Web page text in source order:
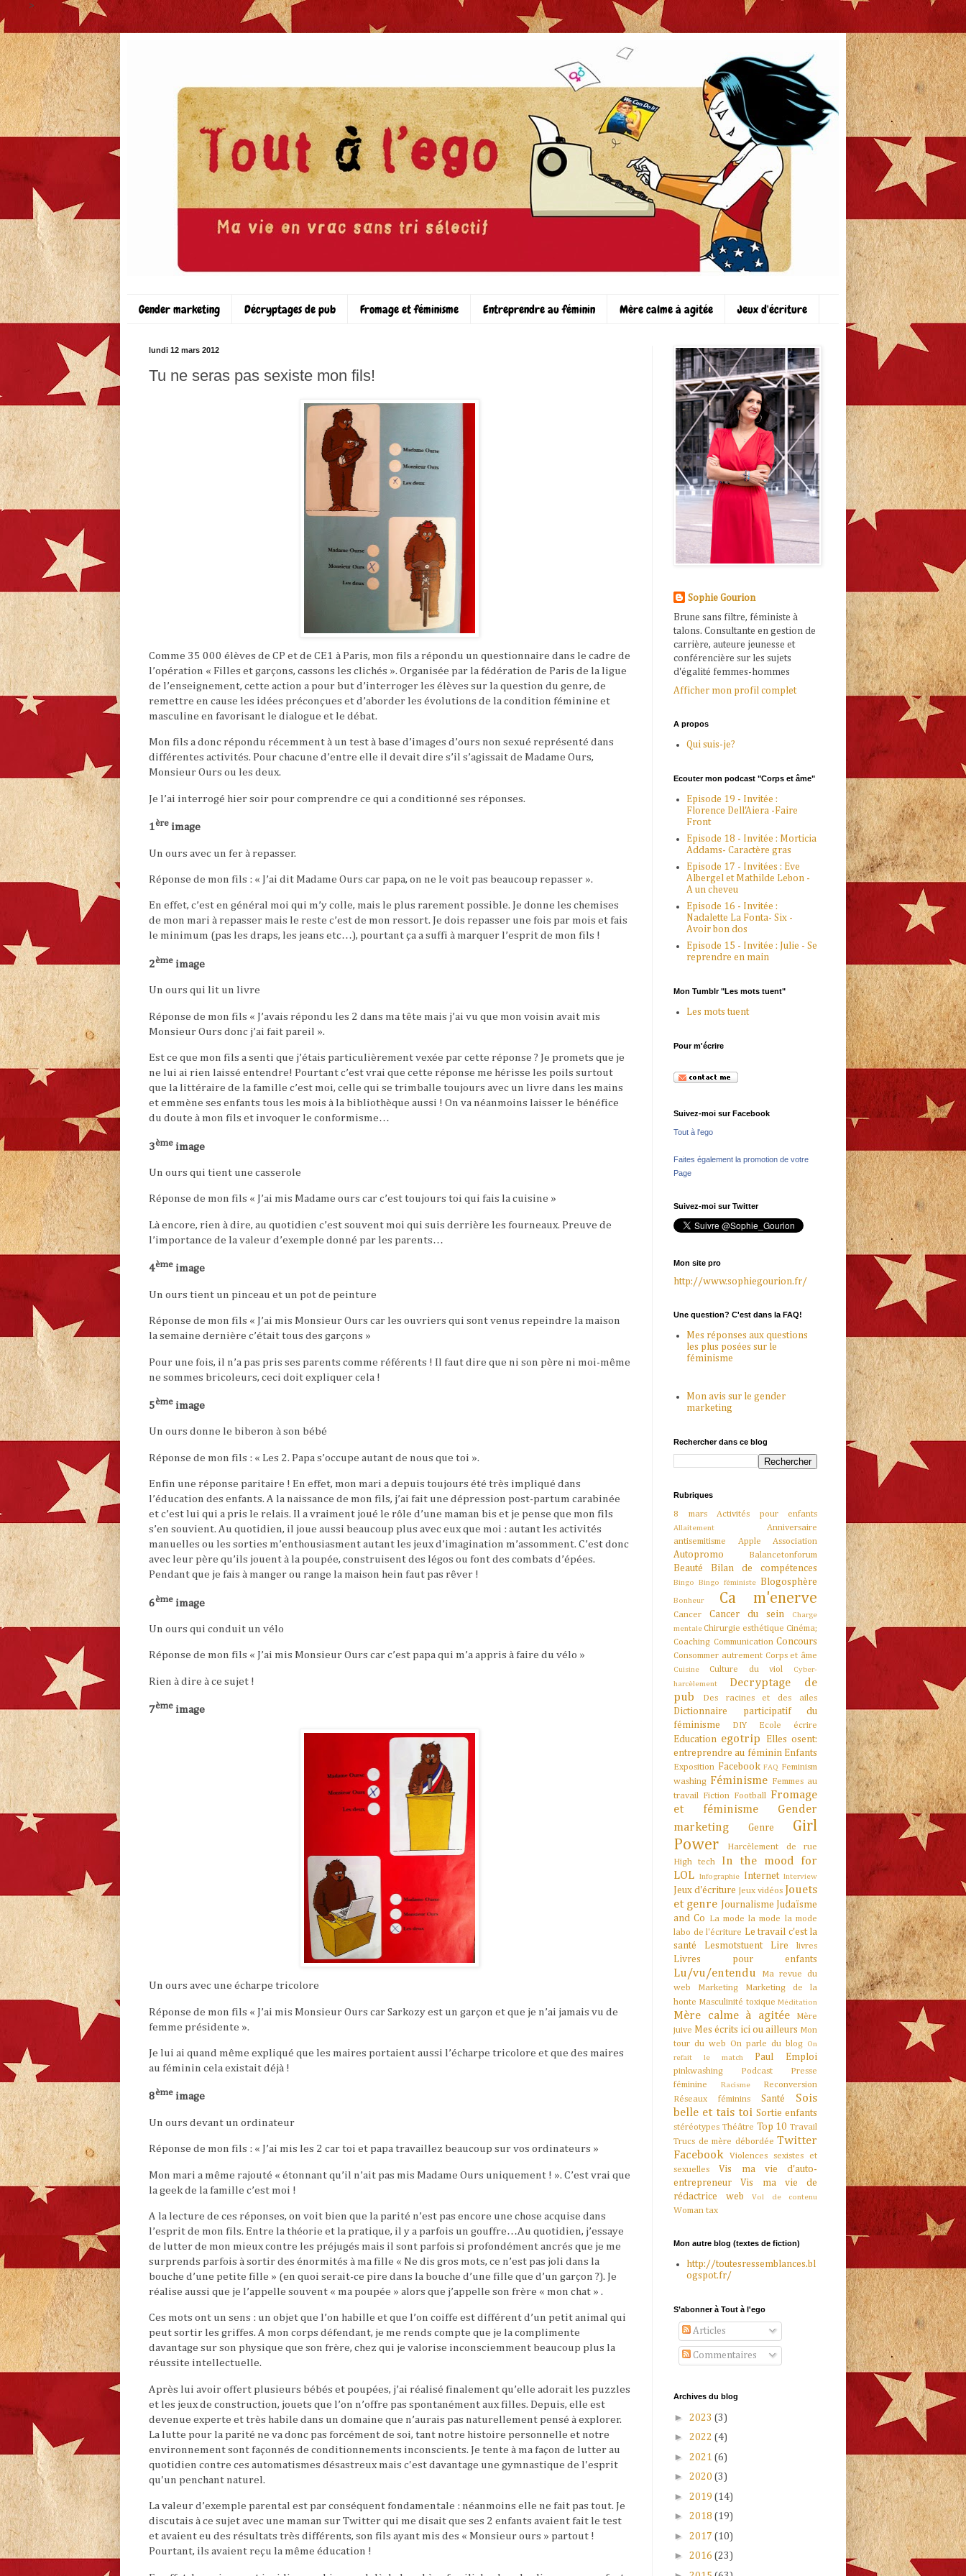
>
Gender marketing Décryptages de pub Fromage et féminisme Entreprendre au féminin Mère calme à agitée Jeux d'écriture
lundi 12 mars 2012
Tu ne seras pas sexiste mon fils!
Comme 35 000 élèves de CP et de CE1 à Paris, mon fils a répondu un questionnaire dans le cadre de
l’opération « Filles et garçons, cassons les clichés ». Organisée par la fédération de Paris de la ligue
de l’enseignement, cette action a pour but d’interroger les élèves sur la question du genre, de
remettre en cause les idées préconçues et d’aborder les évolutions de la condition féminine et
masculine en favorisant le dialogue et le débat.
Mon fils a donc répondu récemment à un test à base d’images d’ours non sexué représenté dans
différentes activités. Pour chacune d’entre elle il devait dire s’il s’agissait de Madame Ours,
Monsieur Ours ou les deux.
Je l’ai interrogé hier soir pour comprendre ce qui a conditionné ses réponses.
1ère image
Un ours avec un fer à repasser.
Réponse de mon fils : « J’ai dit Madame Ours car papa, on ne le voit pas beaucoup repasser ».
En effet, c’est en général moi qui m’y colle, mais le plus rarement possible. Je donne les chemises
de mon mari à repasser mais le reste c’est de mon ressort. Je dois repasser une fois par mois et fais
le minimum (pas les draps, les jeans etc…), pourtant ça a suffi à marquer l’esprit de mon fils !
2ème image
Un ours qui lit un livre
Réponse de mon fils « J’avais répondu les 2 dans ma tête mais j’ai vu que mon voisin avait mis
Monsieur Ours donc j’ai fait pareil ».
Est ce que mon fils a senti que j’étais particulièrement vexée par cette réponse ? Je promets que je
ne lui ai rien laissé entendre! Pourtant c’est vrai que cette réponse me hérisse les poils surtout
que la littéraire de la famille c’est moi, celle qui se trimballe toujours avec un livre dans les mains
et emmène ses enfants tous les mois à la bibliothèque aussi ! On va néanmoins laisser le bénéfice
du doute à mon fils et invoquer le conformisme…
3ème image
Un ours qui tient une casserole
Réponse de mon fils « J’ai mis Madame ours car c’est toujours toi qui fais la cuisine »
Là encore, rien à dire, au quotidien c’est souvent moi qui suis derrière les fourneaux. Preuve de
l’importance de la valeur d’exemple donné par les parents…
4ème image
Un ours tient un pinceau et un pot de peinture
Réponse de mon fils « J’ai mis Monsieur Ours car les ouvriers qui sont venus repeindre la maison
la semaine dernière c’était tous des garçons »
Pour une fois, il n’a pas pris ses parents comme référents ! Il faut dire que ni son père ni moi-même
ne sommes bricoleurs, ceci doit expliquer cela !
5ème image
Un ours donne le biberon à son bébé
Réponse de mon fils : « Les 2. Papa s’occupe autant de nous que toi ».
Enfin une réponse paritaire ! En effet, mon mari a depuis toujours été très impliqué dans
l’éducation des enfants. A la naissance de mon fils, j’ai fait une dépression post-partum carabinée
et c’est lui qui a pris le relais. Il a vraiment joué le rôle d’une maman bis et je pense que mon fils
s’en souvient. Au quotidien, il joue aussi beaucoup plus avec eux que moi : autant les activités
manuelles ou les sorties m’enthousiasment autant les jeux d’imagination m’assomment. C’est donc
avec leur père qu’ils jouent à la poupée, construisent des légos ou font des combats d’épées.
Pendant que je fais à manger ou range la maison hein faut pas rêver !
6ème image
Un ours qui conduit un vélo
Réponse de mon fils « J’ai mis Monsieur Ours car c’est papa qui m’a appris à faire du vélo »
Rien à dire à ce sujet !
7ème image
Un ours avec une écharpe tricolore
Réponse de mon fils « J’ai mis Monsieur Ours car Sarkozy est un garçon et que je n’ai jamais vu de
femme présidente ».
Je lui ai quand même expliqué que les maires portaient aussi l’écharpe tricolore et que des maires
au féminin cela existait déjà !
8ème image
Un ours devant un ordinateur
Réponse de mon fils : « J’ai mis les 2 car toi et papa travaillez beaucoup sur vos ordinateurs »
Mon mari a même rajouté « étonnant qu’il n’ait pas mis Madame Ours uniquement ! ». C’est vrai que
la geek de la famille c’est moi !
A la lecture de ces réponses, on voit bien que la parité n’est pas encore une chose acquise dans
l’esprit de mon fils. Entre la théorie et la pratique, il y a parfois un gouffre…Au quotidien, j’essaye
de lutter de mon mieux contre les préjugés mais il sont parfois si profondément ancrés que je me
surprends parfois à sortir des énormités à ma fille « Ne dis gros mots, ce n’est pas joli dans la
bouche d’une petite fille » (en quoi serait-ce pire dans la bouche d’une fille que d’un garçon ?). Je
réalise aussi que je l’appelle souvent « ma poupée » alors que j’appelle son frère « mon chat » .
Ces mots ont un sens : un objet que l’on habille et que l’on coiffe est différent d’un petit animal qui
peut sortir les griffes. A mon corps défendant, je me rends compte que je la complimente
davantage sur son physique que son frère, chez qui je valorise inconsciemment beaucoup plus la
réussite intellectuelle.
Après lui avoir offert plusieurs bébés et poupées, j’ai réalisé finalement qu’elle adorait les puzzles
et les jeux de construction, jouets que l’on n’offre pas spontanément aux filles. Depuis, elle est
devenue experte et très habile dans un domaine que n’aurais pas naturellement pensé à explorer.
La lutte pour la parité ne va donc pas forcément de soi, tant notre histoire personnelle et notre
environnement sont façonnés de conditionnements inconscients. Je tente à ma façon de lutter au
quotidien contre ces automatismes désastreux mais c'est davantage une gymnastique de l'esprit
qu'un penchant naturel.
La valeur d’exemple parental est par conséquent fondamentale : néanmoins elle ne fait pas tout. Je
discutais à ce sujet avec une maman sur Twitter qui me disait que ses 2 enfants avaient fait le test
et avaient eu des résultats très différents, son fils ayant mis des « Monsieur ours » partout !
Pourtant, ils avaient reçu la même éducation !
Sophie Gourion
Brune sans filtre, féministe à
talons. Consultante en gestion de
carrière, auteure jeunesse et
conférencière sur les sujets
d'égalité femmes-hommes
Afficher mon profil complet
A propos
Qui suis-je?
Ecouter mon podcast "Corps et âme"
Episode 19 - Invitée :
Florence Dell'Aiera -Faire
Front
Episode 18 - Invitée : Morticia
Addams- Caractère gras
Episode 17 - Invitées : Eve
Albergel et Mathilde Lebon -
A un cheveu
Episode 16 - Invitée :
Nadalette La Fonta- Six -
Avoir bon dos
Episode 15 - Invitée : Julie - Se
reprendre en main
Mon Tumblr "Les mots tuent"
Les mots tuent
Pour m'écrire
Suivez-moi sur Facebook
Tout à l'ego
Faites également la promotion de votre
Page
Suivez-moi sur Twitter
Mon site pro
http://www.sophiegourion.fr/
Une question? C'est dans la FAQ!
Mes réponses aux questions
les plus posées sur le
féminisme
Mon avis sur le gender
marketing
Rechercher dans ce blog
Rubriques
8 mars Activités pour enfants
Allaitement
Anniversaire
antisemitisme
Apple Association
Autopromo Balancetonforum
Beauté Bilan de compétences
Bingo Bingo féministe Blogosphère
Bonheur Ca m'enerve
Cancer Cancer du sein
Charge
mentaleChirurgie esthétique Cinéma;
Coaching Communication Concours
Consommer autrement Corps et âme
Cuisine Culture du viol
Cyber-
harcèlement
Decryptage de
pub
Des racines et des ailes
Dictionnaire participatif du
féminisme
DIY Ecole écrire
Education egotrip
Elles osent:
entreprendre au féminin Enfants
Exposition Facebook FAQ Feminism
washing Féminisme Femmes au
travail Fiction Football Fromage
et féminisme
Gender
marketing
Genre
Girl
Power
Harcèlement de rue
High tech
In the mood for
LOL
Infographie Internet Interview
Jeux d'écriture Jeux vidéos Jouets
et genre
Journalisme
Judaïsme
and Co
La mode la mode la mode
labo de l'écriture Le travail c'est la
santé
Lesmotstuent Lire livres
Livres pour enfants
Lu/vu/entendu
Ma revue du
web
Marketing
Marketing de la
honte Masculinité toxique Méditation
Mère calme à agitée
Mère
juive Mes écrits ici ou ailleurs Mon
tour du web On parle du blog
On
refait le match
Paul Emploi
pinkwashing Podcast
Presse
féminine
Racisme
Reconversion
Réseaux féminins
Santé
Sois
belle et tais toi Sortie enfants
stéréotypes Théâtre Top 10 Travail
Trucs de mère débordée Twitter
Facebook
Violences sexistes et
sexuelles
Vis ma vie d'auto-
entrepreneur
Vis ma vie de
rédactrice web
Vol de contenu
Woman tax
Mon autre blog (textes de fiction)
http://toutesressemblances.bl
ogspot.fr/
S’abonner à Tout à l'ego
Articles
Commentaires
Archives du blog
► 2023 (3)
► 2022 (4)
► 2021 (6)
► 2020 (3)
► 2019 (14)
► 2018 (19)
► 2017 (10)
► 2016 (23)